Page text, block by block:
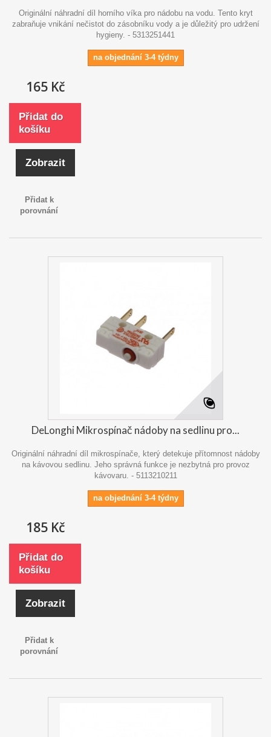
Originální náhradní díl horního víka pro nádobu na vodu. Tento kryt
zabraňuje vnikání nečistot do zásobníku vody a je důležitý pro udržení
hygieny. - 5313251441
na objednání 3-4 týdny
165 Kč
Přidat do
košíku
Zobrazit
Přidat k
porovnání
DeLonghi Mikrospínač nádoby na sedlinu pro...
Originální náhradní díl mikrospínače, který detekuje přítomnost nádoby
na kávovou sedlinu. Jeho správná funkce je nezbytná pro provoz
kávovaru. - 5113210211
na objednání 3-4 týdny
185 Kč
Přidat do
košíku
Zobrazit
Přidat k
porovnání